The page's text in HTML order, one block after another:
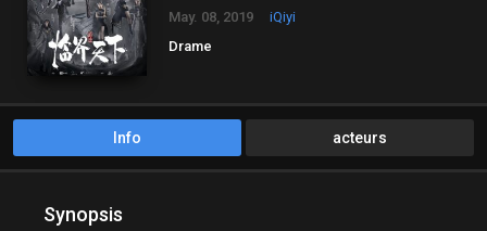
May. 08, 2019
iQiyi
Drame
Info acteurs
Synopsis